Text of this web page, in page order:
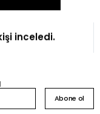
Abone ol